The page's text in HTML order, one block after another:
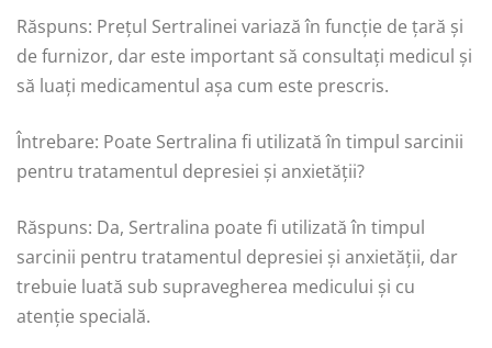
Răspuns: Prețul Sertralinei variază în funcție de țară și
de furnizor, dar este important să consultați medicul și
să luați medicamentul așa cum este prescris.
Întrebare: Poate Sertralina fi utilizată în timpul sarcinii
pentru tratamentul depresiei și anxietății?
Răspuns: Da, Sertralina poate fi utilizată în timpul
sarcinii pentru tratamentul depresiei și anxietății, dar
trebuie luată sub supravegherea medicului și cu
atenție specială.